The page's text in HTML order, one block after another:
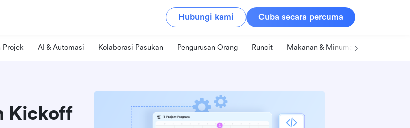
Hubungi kami Cuba secara percuma
Projek AI & Automasi Kolaborasi Pasukan Pengurusan Orang Runcit Makanan & Minuman
Kickoff